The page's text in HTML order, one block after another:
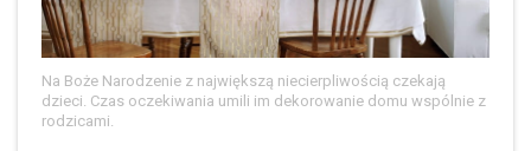
Na Boże Narodzenie z największą niecierpliwością czekają
dzieci. Czas oczekiwania umili im dekorowanie domu wspólnie z
rodzicami.